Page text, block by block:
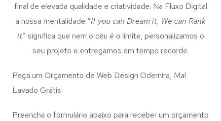
final de elevada qualidade e criatividade. Na Fluxo Digital
a nossa mentalidade “If you can Dream it, We can Rank
it” significa que nem o céu é o limite, personalizamos o
seu projeto e entregamos em tempo recorde.
Peça um Orçamento de Web Design Odemira, Mal
Lavado Grátis
Preencha o formulário abaixo para receber um orçamento